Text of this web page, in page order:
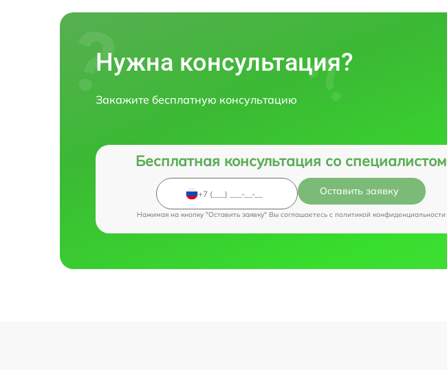
Нужна консультация?
Закажите бесплатную консультацию
Бесплатная консультация со специалистом
Оставить заявку
Нажимая на кнопку "Оставить заявку" Вы соглашаетесь c политикой конфиденциальности